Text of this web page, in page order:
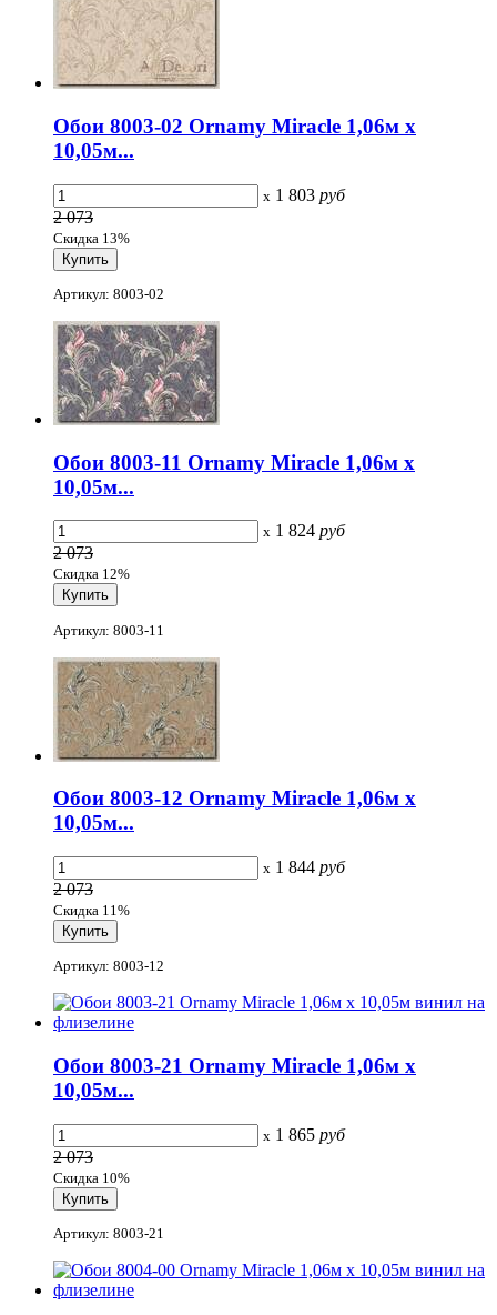
Обои 8003-02 Ornamy Miracle 1,06м х
10,05м...
x 1 803 руб
2 073
Скидка 13%
Артикул: 8003-02
Обои 8003-11 Ornamy Miracle 1,06м х
10,05м...
x 1 824 руб
2 073
Скидка 12%
Артикул: 8003-11
Обои 8003-12 Ornamy Miracle 1,06м х
10,05м...
x 1 844 руб
2 073
Скидка 11%
Артикул: 8003-12
Обои 8003-21 Ornamy Miracle 1,06м х
10,05м...
x 1 865 руб
2 073
Скидка 10%
Артикул: 8003-21